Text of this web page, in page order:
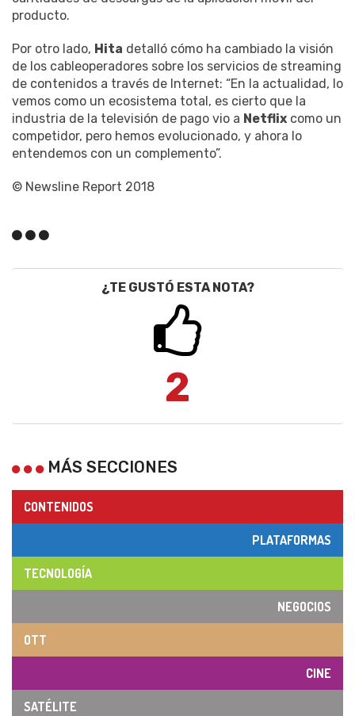
producto.
Por otro lado, Hita detalló cómo ha cambiado la visión
de los cableoperadores sobre los servicios de streaming
de contenidos a través de Internet: “En la actualidad, lo
vemos como un ecosistema total, es cierto que la
industria de la televisión de pago vio a Netflix como un
competidor, pero hemos evolucionado, y ahora lo
entendemos con un complemento”.
© Newsline Report 2018
¿TE GUSTÓ ESTA NOTA?
2
MÁS SECCIONES
CONTENIDOS
PLATAFORMAS
TECNOLOGÍA
NEGOCIOS
OTT
CINE
SATÉLITE